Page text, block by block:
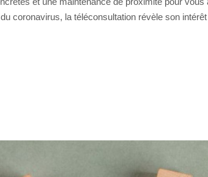
coronavirus, la téléconsultation révèle son